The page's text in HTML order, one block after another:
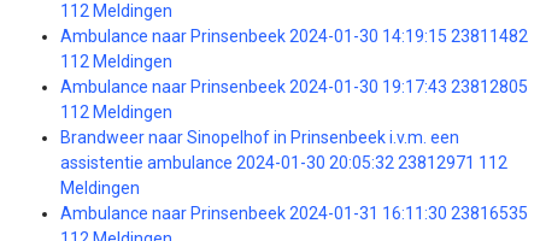
112 Meldingen
Ambulance naar Prinsenbeek 2024-01-30 14:19:15 23811482
112 Meldingen
Ambulance naar Prinsenbeek 2024-01-30 19:17:43 23812805
112 Meldingen
Brandweer naar Sinopelhof in Prinsenbeek i.v.m. een
assistentie ambulance 2024-01-30 20:05:32 23812971 112
Meldingen
Ambulance naar Prinsenbeek 2024-01-31 16:11:30 23816535